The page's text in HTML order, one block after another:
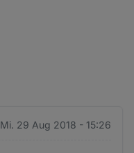
Mi. 29 Aug 2018 - 15:26